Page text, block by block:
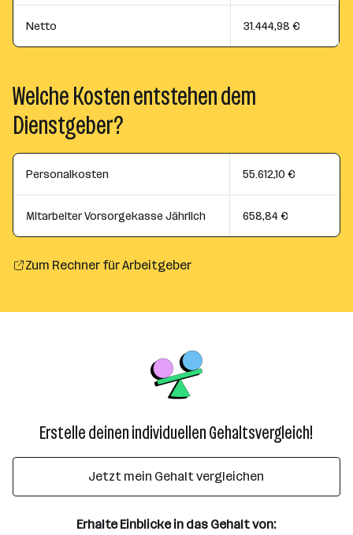
Netto 31.444,98 €
Welche Kosten entstehen dem
Dienstgeber?
Personalkosten 55.612,10 €
Mitarbeiter Vorsorgekasse Jährlich 658,84 €
Zum Rechner für Arbeitgeber
Erstelle deinen individuellen Gehaltsvergleich!
Jetzt mein Gehalt vergleichen
Erhalte Einblicke in das Gehalt von: